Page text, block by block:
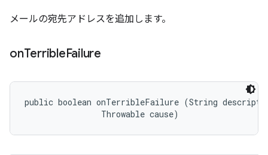
メールの宛先アドレスを追加します。
onTerribleFailure
public boolean onTerribleFailure (String
                Throwable cause)